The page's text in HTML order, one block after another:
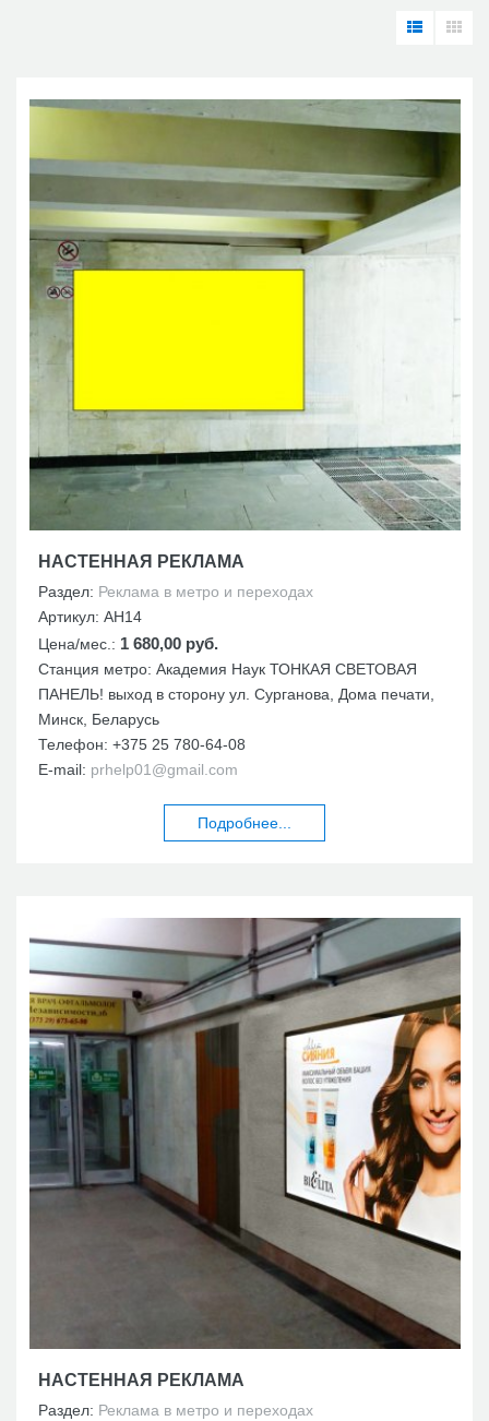
НАСТЕННАЯ РЕКЛАМА
Раздел: Реклама в метро и переходах
Артикул: АН14
Цена/мес.: 1 680,00 руб.
Станция метро: Академия Наук ТОНКАЯ СВЕТОВАЯ
ПАНЕЛЬ! выход в сторону ул. Сурганова, Дома печати,
Минск, Беларусь
Телефон: +375 25 780-64-08
E-mail: prhelp01@gmail.com
Подробнее...
НАСТЕННАЯ РЕКЛАМА
Раздел: Реклама в метро и переходах